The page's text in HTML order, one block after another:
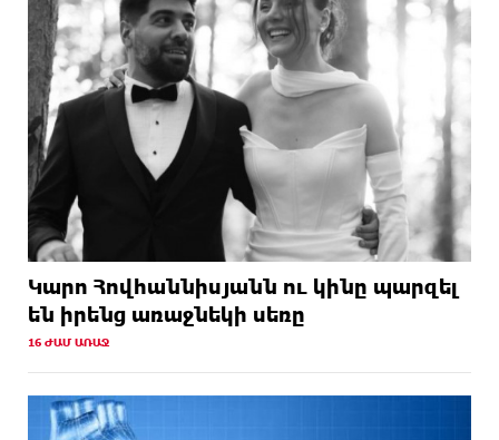
Կարո Հովհաննիսյանն ու կինը պարզել
են իրենց առաջնեկի սեռը
16 ԺԱՄ ԱՌԱՋ